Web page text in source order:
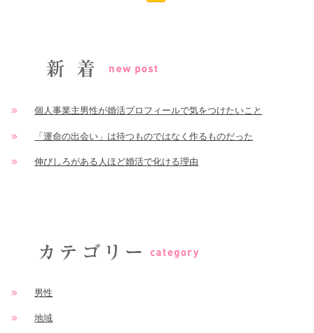
個人事業主男性が婚活プロフィールで気をつけたいこと
「運命の出会い」は待つものではなく作るものだった
伸びしろがある人ほど婚活で化ける理由
男性
地域